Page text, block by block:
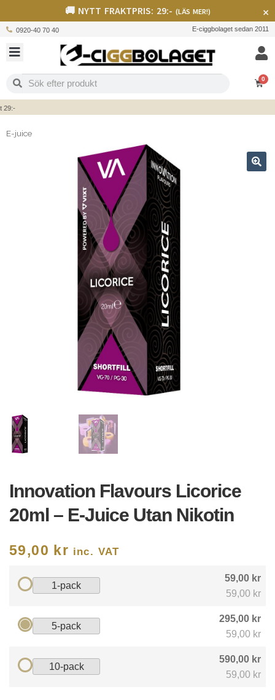
🚚 NYTT FRAKTPRIS: 29:- (LÄS MER!) ×
0920-40 70 40 E-ciggbolaget sedan 2011
0
E-juice
Innovation Flavours Licorice
20ml – E-Juice Utan Nikotin
59,00 kr inc. VAT
1-pack
59,00 kr
59,00 kr
5-pack
295,00 kr
59,00 kr
10-pack
590,00 kr
59,00 kr